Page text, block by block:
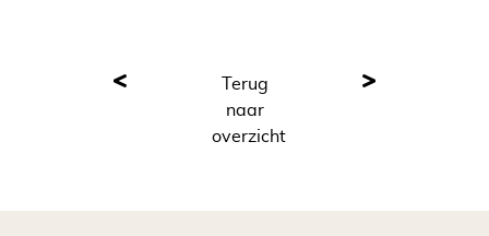
Terug
naar
overzicht